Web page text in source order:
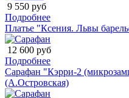
9 550 руб
Подробнее
Платье "Ксения. Львы
12 600 руб
Подробнее
Сарафан "Кэрри-2
(А.Островская)